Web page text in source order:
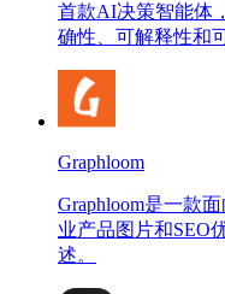
首款AI决策智能体
确性、可解释性和
Graphloom
Graphloom是一款
业产品图片和SEO
述。